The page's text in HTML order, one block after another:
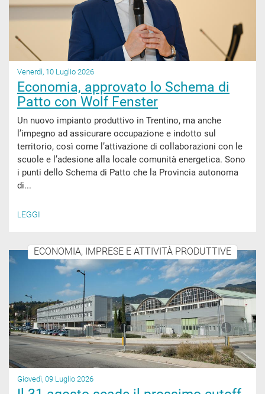
Venerdì, 10 Luglio 2026
Economia, approvato lo Schema di
Patto con Wolf Fenster
Un nuovo impianto produttivo in Trentino, ma anche
l’impegno ad assicurare occupazione e indotto sul
territorio, così come l’attivazione di collaborazioni con le
scuole e l’adesione alla locale comunità energetica. Sono
i punti dello Schema di Patto che la Provincia autonoma
di...
LEGGI
ECONOMIA, IMPRESE E ATTIVITÀ PRODUTTIVE
Giovedì, 09 Luglio 2026